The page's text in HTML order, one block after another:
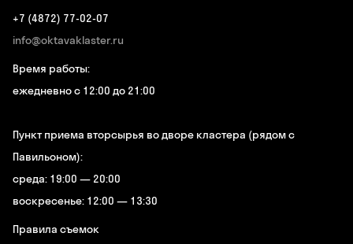
+7 (4872) 77-02-07
info@oktavaklaster.ru
Время работы:
ежедневно с 12:00 до 21:00
Пункт приема вторсырья во дворе кластера (рядом с
Павильоном):
среда: 19:00 — 20:00
воскресенье: 12:00 — 13:30
Правила съемок